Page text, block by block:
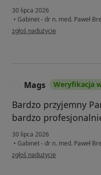
30 lipca 2026
• Gabinet - dr n. med. Paweł
w opinii użytkownika Małgorzata
zgłoś nadużycie
Mags Weryfikacja
Bardzo przyjemny
bardzo
30 lipca 2026
• Gabinet - dr n. med. Paweł
w opinii użytkownika Mags
zgłoś nadużycie